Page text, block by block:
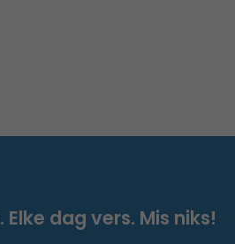
dag vers. Mis niks!